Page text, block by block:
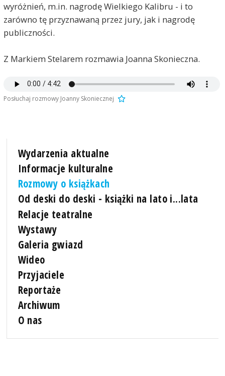
wyróżnień, m.in. nagrodę Wielkiego Kalibru - i to
zarówno tę przyznawaną przez jury, jak i nagrodę
publiczności.
Z Markiem Stelarem rozmawia Joanna Skonieczna.
Posłuchaj rozmowy Joanny Skoniecznej
Wydarzenia aktualne
Informacje kulturalne
Rozmowy o książkach
Od deski do deski - książki na lato i...lata
Relacje teatralne
Wystawy
Galeria gwiazd
Wideo
Przyjaciele
Reportaże
Archiwum
O nas